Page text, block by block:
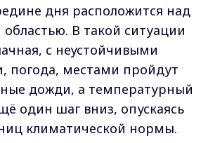
дня расположится над
областью. В такой ситуации
с неустойчивыми
погода, местами пройдут
дожди, а температурный
один шаг вниз, опускаясь
климатической нормы.